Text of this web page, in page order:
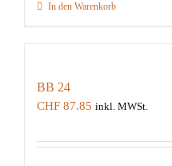
In den Warenkorb
BB 24
CHF 87.85 inkl. MWSt.